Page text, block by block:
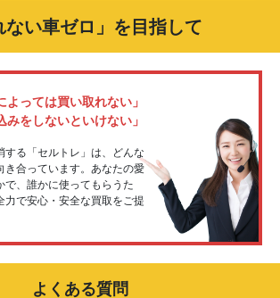
ない車ゼロ」を目指して
よっては買い取れない」
みをしないといけない」
する「セルトレ」は、どんな
き合っています。あなたの愛
で、誰かに使ってもらうた
力で安心・安全な買取をご提
よくある質問